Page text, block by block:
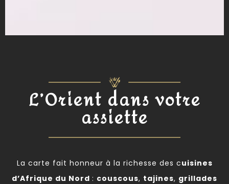
L’Orient dans votre
assiette
La carte fait honneur à la richesse des cuisines
d’Afrique du Nord : couscous, tajines, grillades